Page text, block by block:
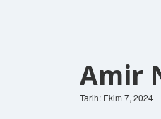
Amir
Tarih: Ekim 7, 2024